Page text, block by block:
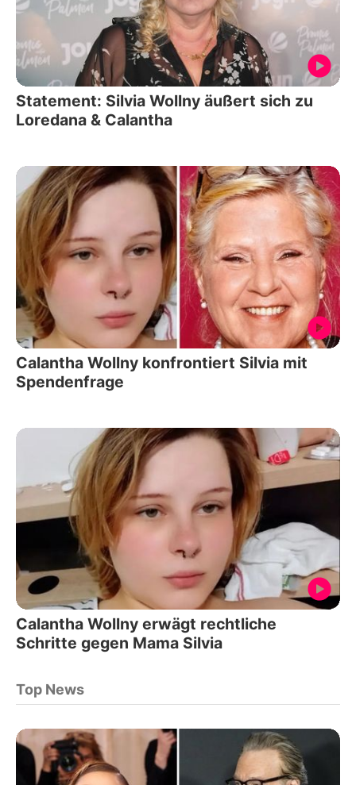
Statement: Silvia Wollny äußert sich zu
Loredana & Calantha
Calantha Wollny konfrontiert Silvia mit
Spendenfrage
Calantha Wollny erwägt rechtliche
Schritte gegen Mama Silvia
Top News